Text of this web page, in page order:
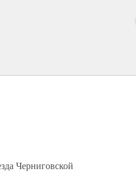
Черниговской